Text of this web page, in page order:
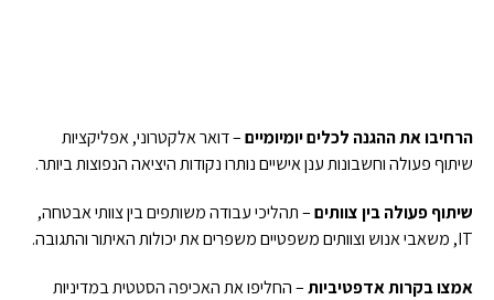
הרחיבו את ההגנה לכלים יומיומיים– דואר אלקטרוני, אפליקציות
שיתוף פעולה וחשבונות ענן אישיים נותרו נקודות היציאה הנפוצות ביותר.
שיתוף פעולה בין צוותים– תהליכי עבודה משותפים בין צוותי אבטחה,
IT, משאבי אנוש וצוותים משפטיים משפרים את יכולות האיתור והתגובה.
אמצו בקרות אדפטיביות– החליפו את האכיפה הסטטית במדיניות